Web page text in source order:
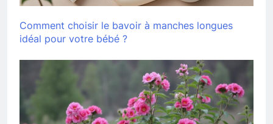
Comment choisir le bavoir à manches longues
idéal pour votre bébé ?